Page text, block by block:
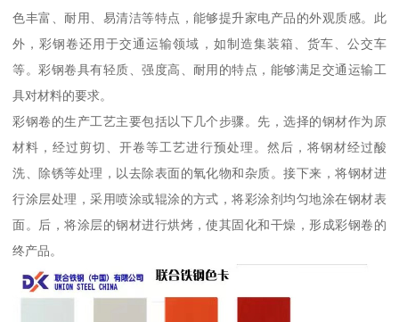
色丰富、耐用、易清洁等特点，能够提升家电产品的外观质感。此
外，彩钢卷还用于交通运输领域，如制造集装箱、货车、公交车
等。彩钢卷具有轻质、强度高、耐用的特点，能够满足交通运输工
具对材料的要求。
彩钢卷的生产工艺主要包括以下几个步骤。先，选择的钢材作为原
材料，经过剪切、开卷等工艺进行预处理。然后，将钢材经过酸
洗、除锈等处理，以去除表面的氧化物和杂质。接下来，将钢材进
行涂层处理，采用喷涂或辊涂的方式，将彩涂剂均匀地涂在钢材表
面。后，将涂层的钢材进行烘烤，使其固化和干燥，形成彩钢卷的
终产品。